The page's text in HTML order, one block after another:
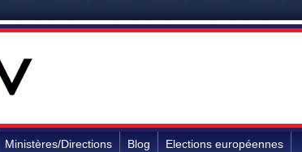
Ministères/Directions Blog Elections européennes